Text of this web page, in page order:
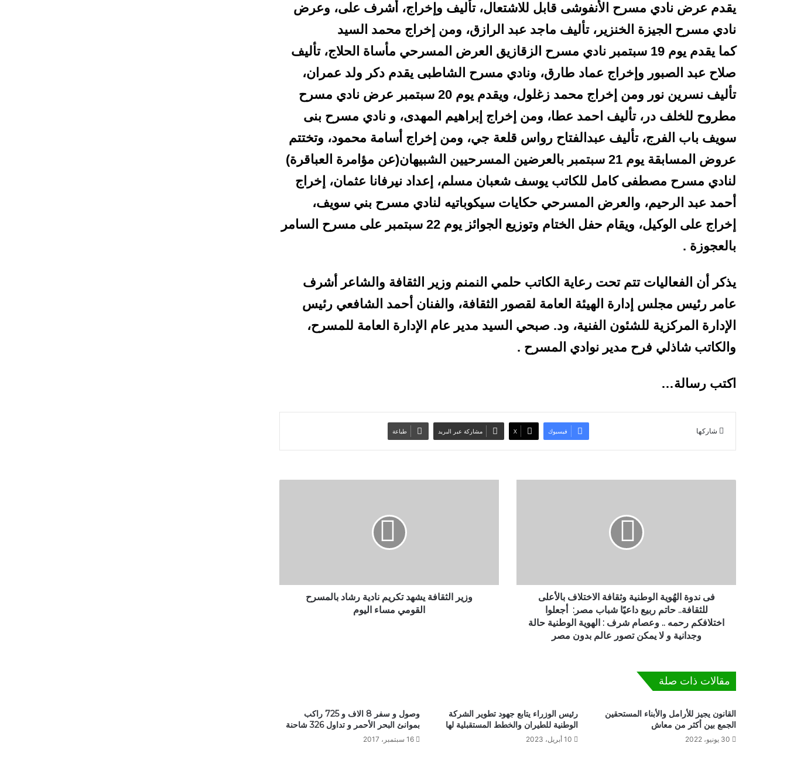
يقدم عرض نادي مسرح الأنفوشى قابل للاشتعال، تأليف وإخراج، أشرف على، وعرض
نادي مسرح الجيزة الخنزير، تأليف ماجد عبد الرازق، ومن إخراج محمد السيد
كما يقدم يوم 19 سبتمبر نادي مسرح الزقازيق العرض المسرحي مأساة الحلاج، تأليف
صلاح عبد الصبور وإخراج عماد طارق، ونادي مسرح الشاطبى يقدم دكر ولد عمران،
تأليف نسرين نور ومن إخراج محمد زغلول، ويقدم يوم 20 سبتمبر عرض نادي مسرح
مطروح للخلف در، تأليف احمد عطا، ومن إخراج إبراهيم المهدى، و نادي مسرح بنى
سويف باب الفرج، تأليف عبدالفتاح رواس قلعة جي، ومن إخراج أسامة محمود، وتختتم
عروض المسابقة يوم 21 سبتمبر بالعرضين المسرحيين الشبيهان(عن مؤامرة العباقرة)
لنادي مسرح مصطفى كامل للكاتب يوسف شعبان مسلم، إعداد نيرفانا عثمان، إخراج
أحمد عبد الرحيم، والعرض المسرحي حكايات سيكوباتيه لنادي مسرح بني سويف،
إخراج على الوكيل، ويقام حفل الختام وتوزيع الجوائز يوم 22 سبتمبر على مسرح السامر
بالعجوزة .
يذكر أن الفعاليات تتم تحت رعاية الكاتب حلمي النمنم وزير الثقافة والشاعر أشرف
عامر رئيس مجلس إدارة الهيئة العامة لقصور الثقافة، والفنان أحمد الشافعي رئيس
الإدارة المركزية للشئون الفنية، ود. صبحي السيد مدير عام الإدارة العامة للمسرح،
والكاتب شاذلي فرح مدير نوادي المسرح .
اكتب رسالة…
شاركها فيسبوك ‫X مشاركة عبر البريد طباعة
هُ
ط
و
ق
فى ندوة الهُوية الوطنية وثقافة الاختلاف بالأعلى
للثقافة.. حاتم ربيع داعيًا شباب مصر: أجعلوا
اختلافكم رحمه .. وعصام شرف : الهوية الوطنية حالة
وجدانية و لا يمكن تصور عالم بدون مصر
ا
م
وزير الثقافة يشهد تكريم نادية رشاد بالمسرح
القومي مساء اليوم
مقالات ذات صلة
القانون يجيز للأرامل والأبناء المستحقين
الجمع بين أكثر من معاش
30 يونيو، 2022
رئيس الوزراء يتابع جهود تطوير الشركة
الوطنية للطيران والخطط المستقبلية لها
10 أبريل، 2023
وصول و سفر 8 الاف و 725 راكب
بموانئ البحر الأحمر و تداول 326 شاحنة
16 سبتمبر، 2017